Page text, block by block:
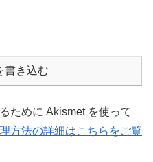
書き込む
ために Akismet を使って
方法の詳細はこちらをご覧